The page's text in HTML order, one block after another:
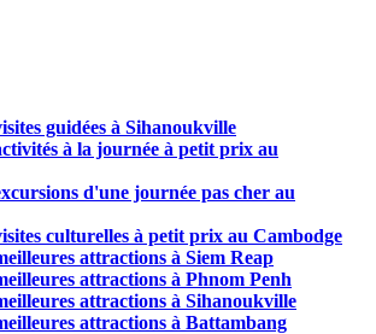
guidées à Sihanoukville
à la journée à petit prix au
d'une journée pas cher au
culturelles à petit prix au Cambodge
attractions à Siem Reap
attractions à Phnom Penh
attractions à Sihanoukville
attractions à Battambang